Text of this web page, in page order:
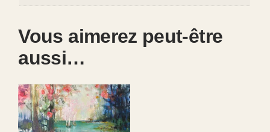
Vous aimerez peut-être
aussi…